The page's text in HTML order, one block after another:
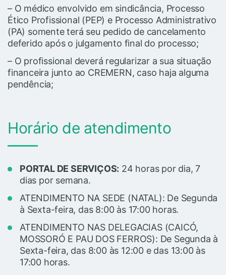
– O médico envolvido em sindicância, Processo
Ético Profissional (PEP) e Processo Administrativo
(PA) somente terá seu pedido de cancelamento
deferido após o julgamento final do processo;
– O profissional deverá regularizar a sua situação
financeira junto ao CREMERN, caso haja alguma
pendência;
Horário de atendimento
PORTAL DE SERVIÇOS: 24 horas por dia, 7
dias por semana.
ATENDIMENTO NA SEDE (NATAL): De Segunda
à Sexta-feira, das 8:00 às 17:00 horas.
ATENDIMENTO NAS DELEGACIAS (CAICÓ,
MOSSORÓ E PAU DOS FERROS): De Segunda à
Sexta-feira, das 8:00 às 12:00 e das 13:00 às
17:00 horas.